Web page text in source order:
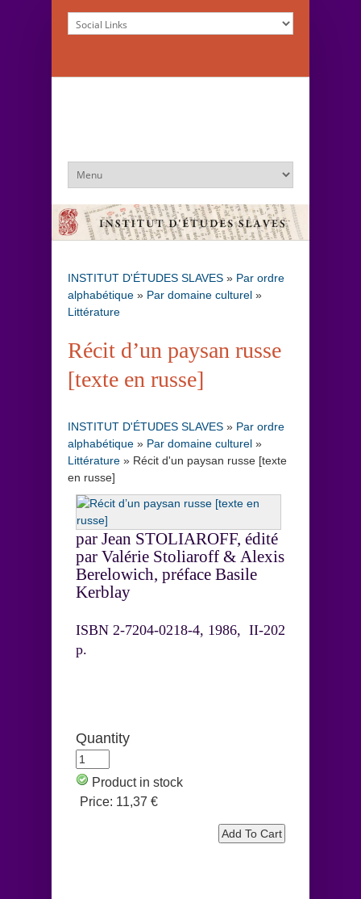
INSTITUT D'ÉTUDES SLAVES » Par ordre
alphabétique » Par domaine culturel »
Littérature
Récit d’un paysan russe
[texte en russe]
INSTITUT D'ÉTUDES SLAVES » Par ordre
alphabétique » Par domaine culturel »
Littérature » Récit d'un paysan russe [texte
en russe]
par Jean STOLIAROFF, édité
par Valérie Stoliaroff & Alexis
Berelowich, préface Basile
Kerblay
ISBN 2-7204-0218-4, 1986, II-202
p.
Quantity
Product in stock
Price: 11,37 €